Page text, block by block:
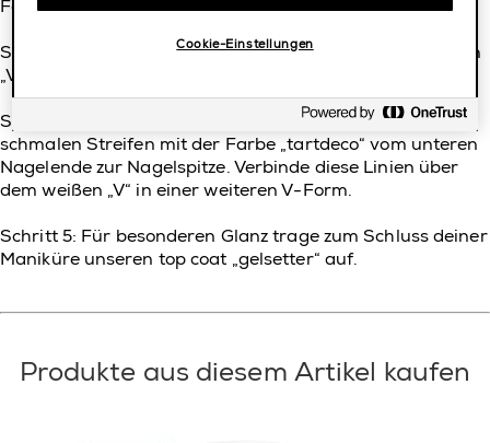
Farbe „mintcandyapple“ auf.
Schritt 3:
Trage oberhalb des in Schritt 2 kreierten „V“ ein
„V“ in der Farbe „
Schritt 4: Ziehe
nun auf beiden Seiten des Nagels einen
schmalen Streifen mit der Farbe „tartdeco“ vom unteren
Nagelende zur Nagelspitze. Verbinde diese Linien über
dem weißen „V“ in einer weiteren V-Form.
Schritt5: Für besonderen Glanz trage zum Schluss deiner
Maniküre unseren topcoat „gelsetter“ auf.
Produkte aus diesem Artikel kaufen
Cookie-Einstellungen